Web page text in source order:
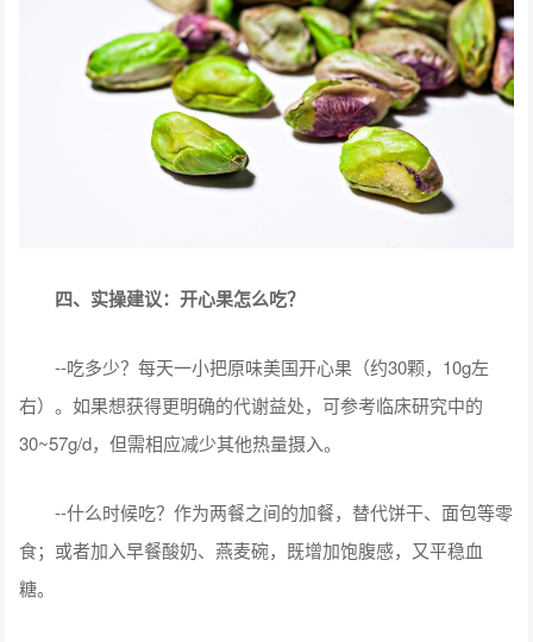
四、实操建议：开心果怎么吃？
--吃多少？每天一小把原味美国开心果（约30颗，10g左
右）。如果想获得更明确的代谢益处，可参考临床研究中的
30~57g/d，但需相应减少其他热量摄入。
--什么时候吃？作为两餐之间的加餐，替代饼干、面包等零
食；或者加入早餐酸奶、燕麦碗，既增加饱腹感，又平稳血
糖。